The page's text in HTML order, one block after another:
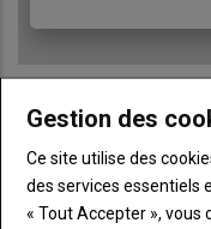
Sous-
TITRE
Gestion des
Ce site utilise des
des services essentiels
« Tout Accepter », vous